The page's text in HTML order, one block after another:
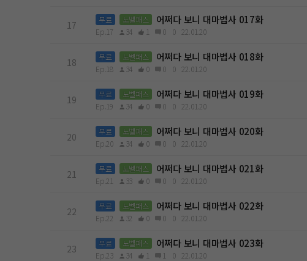
17 무료 노벨패스 어쩌다 보니 대마법사 017화
Ep.17 34 1 0 0 22.01.20
18 무료 노벨패스 어쩌다 보니 대마법사 018화
Ep.18 34 0 0 0 22.01.20
19 무료 노벨패스 어쩌다 보니 대마법사 019화
Ep.19 34 0 0 0 22.01.20
20 무료 노벨패스 어쩌다 보니 대마법사 020화
Ep.20 34 0 0 0 22.01.20
21 무료 노벨패스 어쩌다 보니 대마법사 021화
Ep.21 33 0 0 0 22.01.20
22 무료 노벨패스 어쩌다 보니 대마법사 022화
Ep.22 32 0 0 0 22.01.20
23 무료 노벨패스 어쩌다 보니 대마법사 023화
Ep.23 34 1 1 0 22.01.20